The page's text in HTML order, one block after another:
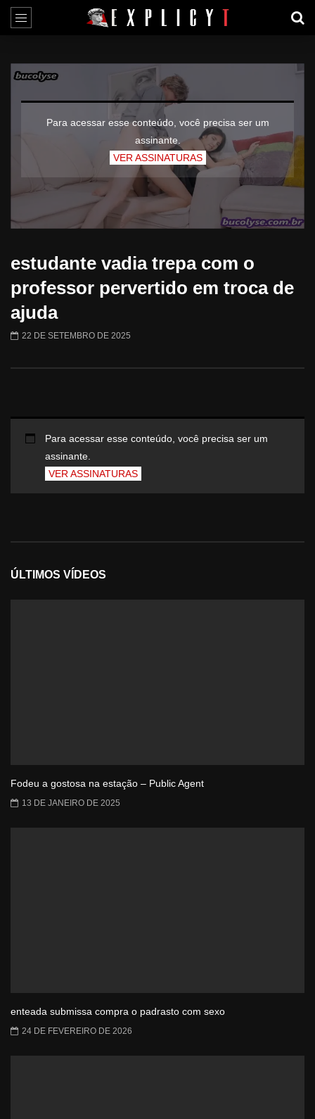
Para acessar esse conteúdo, você precisa ser um
assinante.
VER ASSINATURAS
estudante vadia trepa com o
professor pervertido em troca de
ajuda
22 DE SETEMBRO DE 2025
Para acessar esse conteúdo, você precisa ser um
assinante.
VER ASSINATURAS
ÚLTIMOS VÍDEOS
Fodeu a gostosa na estação – Public Agent
13 DE JANEIRO DE 2025
enteada submissa compra o padrasto com sexo
24 DE FEVEREIRO DE 2026